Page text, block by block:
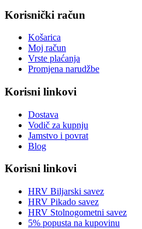
Korisnički račun
Košarica
Moj račun
Vrste plaćanja
Promjena narudžbe
Korisni linkovi
Dostava
Vodič za kupnju
Jamstvo i povrat
Blog
Korisni linkovi
HRV Biljarski savez
HRV Pikado savez
HRV Stolnogometni savez
5% popusta na kupovinu